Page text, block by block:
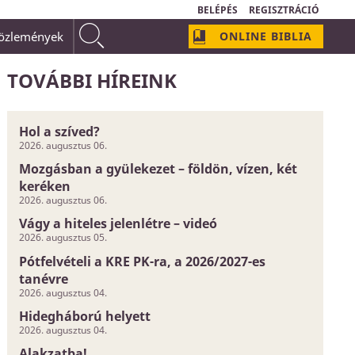
BELÉPÉS REGISZTRÁCIÓ
az védekezik. Ha én tudom, hogy Krisztusban örök
bűnömet eltörölte, akkor most már
ONLINE BIBLIA
TOVÁBBI HÍREINK
Hol a szíved?
2026. augusztus 06.
Mozgásban a gyülekezet – földön, vízen, két
keréken
2026. augusztus 06.
Vágy a hiteles jelenlétre – videó
2026. augusztus 05.
Pótfelvételi a KRE PK-ra, a 2026/2027-es
tanévre
2026. augusztus 04.
Hidegháború helyett
2026. augusztus 04.